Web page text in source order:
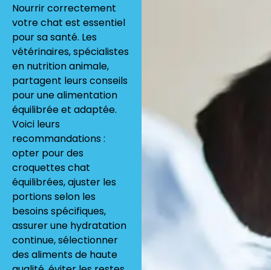
Nourrir correctement
votre chat est essentiel
pour sa santé. Les
vétérinaires, spécialistes
en nutrition animale,
partagent leurs conseils
pour une alimentation
équilibrée et adaptée.
Voici leurs
recommandations :
opter pour des
croquettes chat
équilibrées, ajuster les
portions selon les
besoins spécifiques,
assurer une hydratation
continue, sélectionner
des aliments de haute